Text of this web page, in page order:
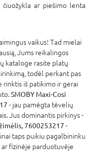
čiuožykla ar piešimo lenta
vaikus! Tad mielai
Jums reikalingos
kataloge rasite platų
todėl perkant pas
rinktis iš patikimo ir gerai
SMOBY Maxi-Cosi
- jau pamėgta tėvelių
Jus dominantis pirkinys -
7600253217 -
taps puikiu pagalbininku
fizinėje parduotuvėje